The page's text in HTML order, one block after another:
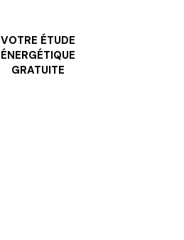
VOTRE ÉTUDE
ÉNERGÉTIQUE
GRATUITE